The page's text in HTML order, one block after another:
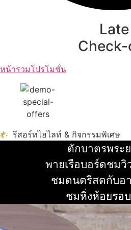
Late
หน้ารวมโปรโมชั่น
รีสอร์ทไฮไลท์ & กิจกรรมพิเศษ
ตักบาตรพระ
อ่านเพิ่ม
พายเรือบอร์ดชมวิ
อ่านเพิ่ม
ชมดนตรีสดกับอ
อ่านเพิ่ม
ชมหิ่งห้อยรอ
อ่านเพิ่ม